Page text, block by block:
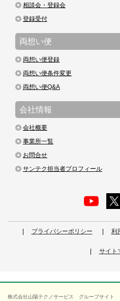
相談会・登録会
登録受付
両想い便
両想い便登録
両想い便条件変更
両想い便Q&A
会社情報
会社概要
事業所一覧
お問合せ
サンテク担当者プロフィール
プライバシーポリシー 利
サイト
株式会社山陽テクノサービス グループサイト